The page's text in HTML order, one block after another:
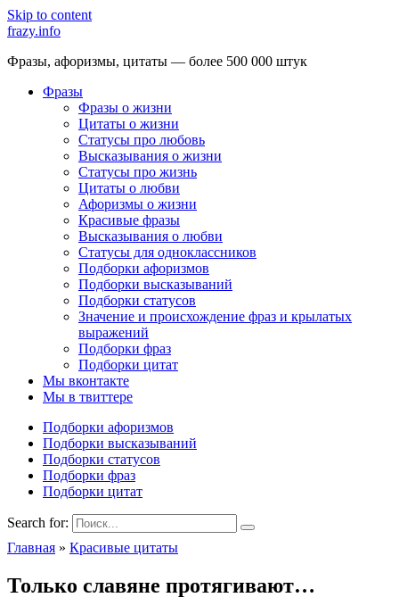
Skip to content
frazy.info
Фразы, афоризмы, цитаты — более 500 000 штук
Фразы
Фразы о жизни
Цитаты о жизни
Статусы про любовь
Высказывания о жизни
Статусы про жизнь
Цитаты о любви
Афоризмы о жизни
Красивые фразы
Высказывания о любви
Статусы для одноклассников
Подборки афоризмов
Подборки высказываний
Подборки статусов
Значение и происхождение фраз и крылатых
выражений
Подборки фраз
Подборки цитат
Мы вконтакте
Мы в твиттере
Подборки афоризмов
Подборки высказываний
Подборки статусов
Подборки фраз
Подборки цитат
Search for:
Главная » Красивые цитаты
Только славяне протягивают…